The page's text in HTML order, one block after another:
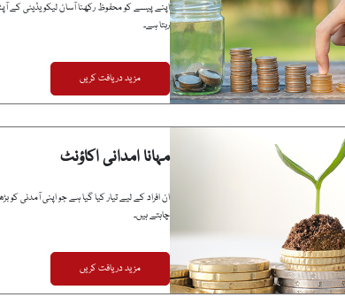
اپنے پیسے کو محفوظ رکھنا آسان لیکویڈیٹی کے
رہتا ہے۔
مزید دریافت کریں
مہانا امدانی اکاؤنٹ
ان افراد کے لیے تیار کیا گیا ہے جو اپنی آمدنی کو
چاہتے ہیں۔
مزید دریافت کریں